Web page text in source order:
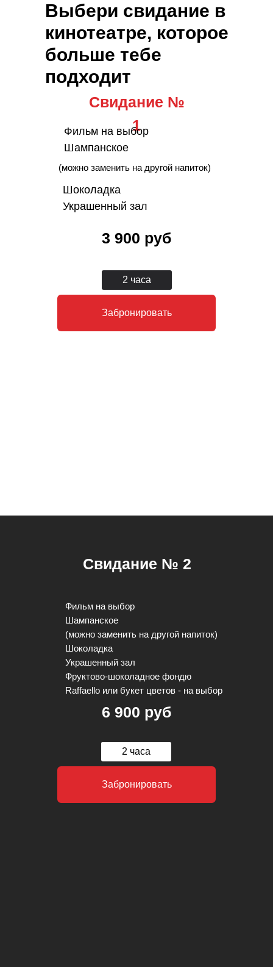
Свидание №
1
Фильм на выбор
Шампанское
2 часа
3 900 руб
Забронировать
Выбери свидание в
кинотеатре, которое
больше тебе
подходит
Шоколадка
Украшенный зал
(можно заменить на другой напиток)
Свидание № 2
Фильм на выбор
Шампанское
(можно заменить на другой напиток)
Шоколадка
Украшенный зал
Фруктово-шоколадное фондю
Raffaello или букет цветов - на выбор
2 часа
6 900 руб
Забронировать